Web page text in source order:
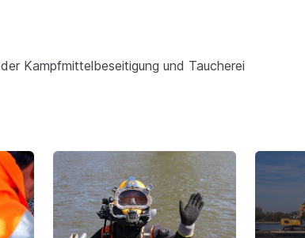
Kampfmittelbeseitigung und Taucherei